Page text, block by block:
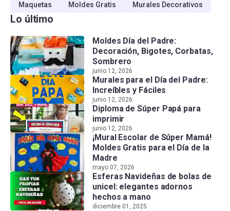
Maquetas Moldes Gratis Murales Decorativos
Lo último
Moldes Día del Padre:
Decoración, Bigotes, Corbatas,
Sombrero
junio 12, 2026
Murales para el Día del Padre:
Increíbles y Fáciles
junio 12, 2026
Diploma de Súper Papá para
imprimir
junio 12, 2026
¡Mural Escolar de Súper Mamá!
Moldes Gratis para el Día de la
Madre
mayo 07, 2026
Esferas Navideñas de bolas de
unicel: elegantes adornos
hechos a mano
diciembre 01, 2025